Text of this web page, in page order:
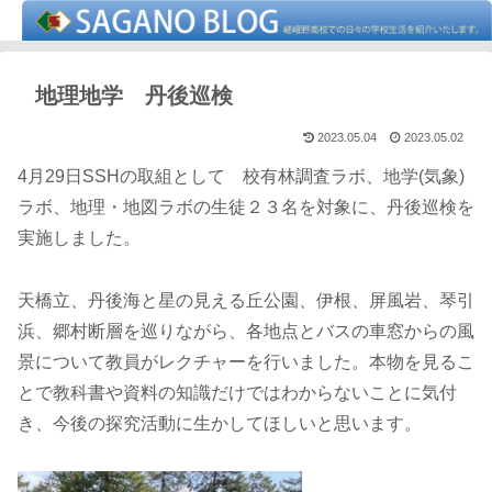
地理地学 丹後巡検
2023.05.04 2023.05.02
4月29日SSHの取組として 校有林調査ラボ、地学(気象)
ラボ、地理・地図ラボの生徒２３名を対象に、丹後巡検を
実施しました。
天橋立、丹後海と星の見える丘公園、伊根、屏風岩、琴引
浜、郷村断層を巡りながら、各地点とバスの車窓からの風
景について教員がレクチャーを行いました。本物を見るこ
とで教科書や資料の知識だけではわからないことに気付
き、今後の探究活動に生かしてほしいと思います。